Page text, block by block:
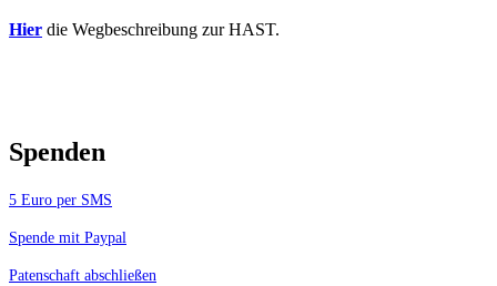
Hier die Wegbeschreibung zur HAST.
Spenden
5 Euro per SMS
Spende mit Paypal
Patenschaft abschließen